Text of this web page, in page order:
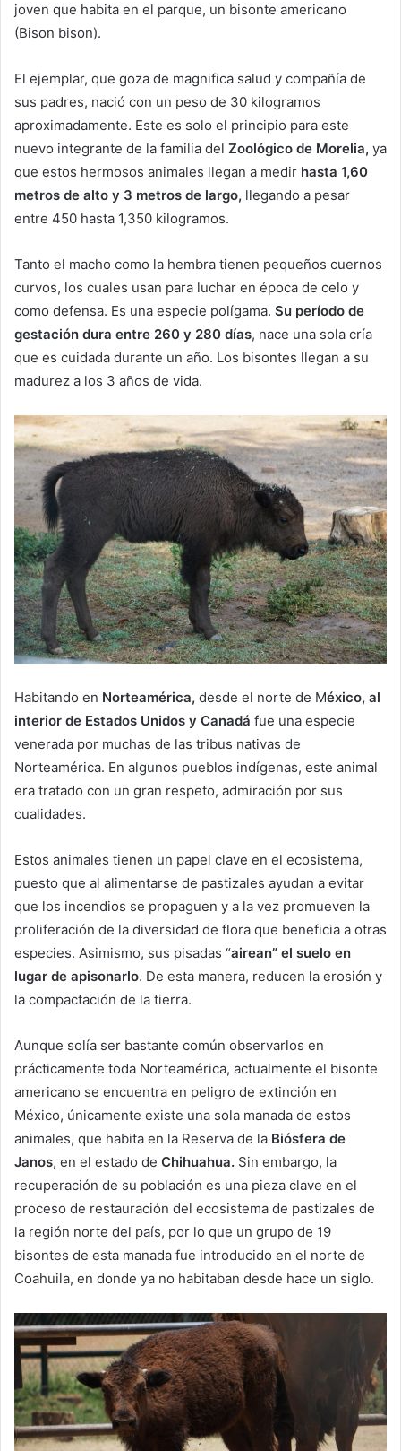
joven que habita en el parque, un bisonte americano
(Bison bison).
El ejemplar, que goza de magnifica salud y compañía de
sus padres, nació con un peso de 30 kilogramos
aproximadamente. Este es solo el principio para este
nuevo integrante de la familia del Zoológico de Morelia, ya
que estos hermosos animales llegan a medir hasta 1,60
metros de alto y 3 metros de largo, llegando a pesar
entre 450 hasta 1,350 kilogramos.
Tanto el macho como la hembra tienen pequeños cuernos
curvos, los cuales usan para luchar en época de celo y
como defensa. Es una especie polígama. Su período de
gestación dura entre 260 y 280 días, nace una sola cría
que es cuidada durante un año. Los bisontes llegan a su
madurez a los 3 años de vida.
Habitando en Norteamérica, desde el norte de México, al
interior de Estados Unidos y Canadá fue una especie
venerada por muchas de las tribus nativas de
Norteamérica. En algunos pueblos indígenas, este animal
era tratado con un gran respeto, admiración por sus
cualidades.
Estos animales tienen un papel clave en el ecosistema,
puesto que al alimentarse de pastizales ayudan a evitar
que los incendios se propaguen y a la vez promueven la
proliferación de la diversidad de flora que beneficia a otras
especies. Asimismo, sus pisadas “airean” el suelo en
lugar de apisonarlo. De esta manera, reducen la erosión y
la compactación de la tierra.
Aunque solía ser bastante común observarlos en
prácticamente toda Norteamérica, actualmente el bisonte
americano se encuentra en peligro de extinción en
México, únicamente existe una sola manada de estos
animales, que habita en la Reserva de la Biósfera de
Janos, en el estado de Chihuahua. Sin embargo, la
recuperación de su población es una pieza clave en el
proceso de restauración del ecosistema de pastizales de
la región norte del país, por lo que un grupo de 19
bisontes de esta manada fue introducido en el norte de
Coahuila, en donde ya no habitaban desde hace un siglo.